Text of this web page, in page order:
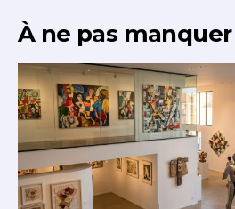
À ne pas manquer